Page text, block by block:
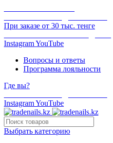
При заказе от 30 тыс. тенге
InstagramYouTube
Вопросы и ответы
Программа лояльности
Где вы?
InstagramYouTube
Выбрать категорию